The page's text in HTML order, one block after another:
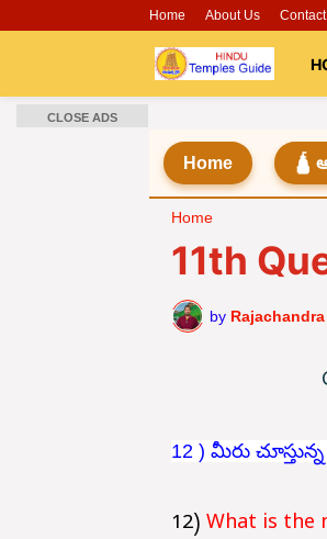
Home About Us
Home 🛕
Home
11th
by Rajachandra
12 ) మీరు
12) What is the
CLOSE ADS